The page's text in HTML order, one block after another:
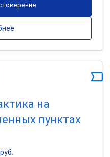
на
пунктах